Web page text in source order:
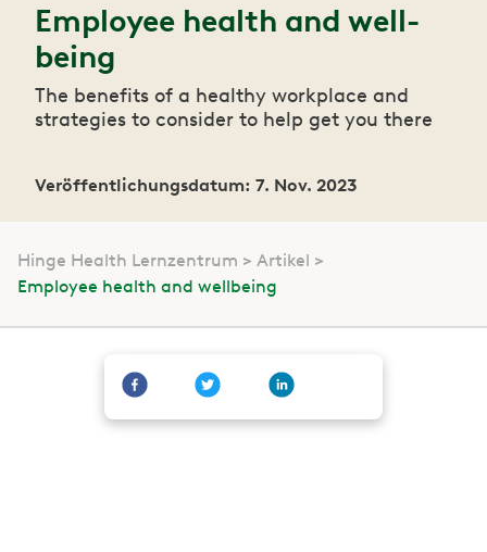
Employee health and well-
being
The benefits of a healthy workplace and
strategies to consider to help get you there
Veröffentlichungsdatum: 7. Nov. 2023
Hinge Health Lernzentrum
Artikel
Employee health and wellbeing